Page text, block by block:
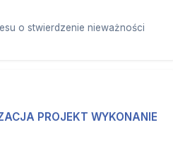
o stwierdzenie nieważności
PROJEKT WYKONANIE